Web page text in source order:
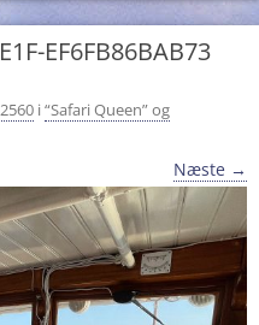
EF6FB86BAB73
i“Safari Queen” og
Næste →